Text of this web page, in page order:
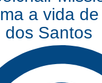
a vida
dos Santos